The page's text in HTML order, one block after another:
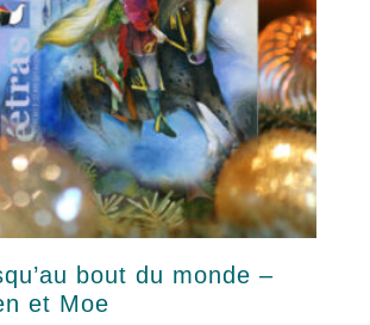
bout du monde –
et Moe